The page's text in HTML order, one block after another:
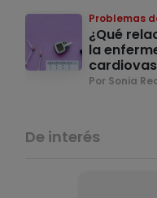
Problemas
¿Qué
la
Por Sonia
De interés